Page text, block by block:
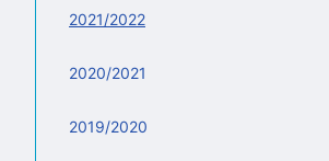
2021/2022
2020/2021
2019/2020